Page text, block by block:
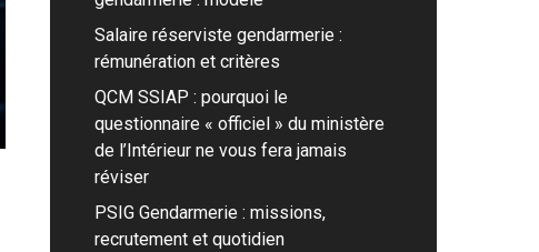
Salaire réserviste gendarmerie :
rémunération et critères
QCM SSIAP : pourquoi le
questionnaire « officiel » du ministère
de l’Intérieur ne vous fera jamais
réviser
PSIG Gendarmerie : missions,
recrutement et quotidien